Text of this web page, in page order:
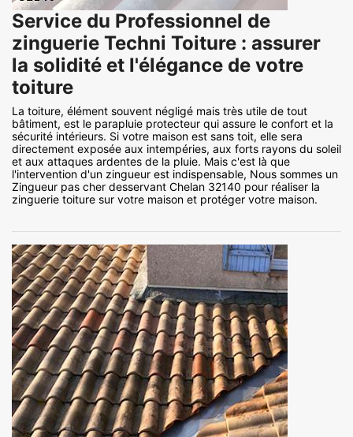
Service du Professionnel de
zinguerie Techni Toiture : assurer
la solidité et l'élégance de votre
toiture
La toiture, élément souvent négligé mais très utile de tout
bâtiment, est le parapluie protecteur qui assure le confort et la
sécurité intérieurs. Si votre maison est sans toit, elle sera
directement exposée aux intempéries, aux forts rayons du soleil
et aux attaques ardentes de la pluie. Mais c'est là que
l'intervention d'un zingueur est indispensable, Nous sommes un
Zingueur pas cher desservant Chelan 32140 pour réaliser la
zinguerie toiture sur votre maison et protéger votre maison.